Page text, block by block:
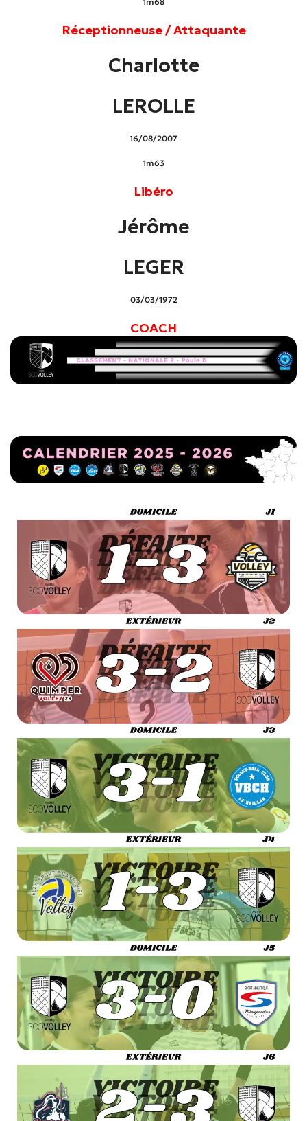
Réceptionneuse / Attaquante
Charlotte
LEROLLE
16/08/2007
1m63
Libéro
Jérôme
LEGER
03/03/1972
COACH